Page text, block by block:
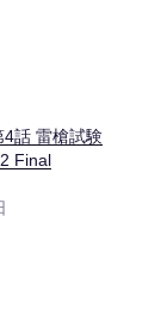
話 雷槍試験
2 Final